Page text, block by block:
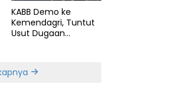
KABB Demo ke
Kemendagri, Tuntut
Usut Dugaan